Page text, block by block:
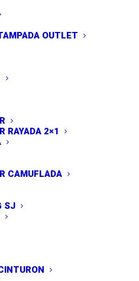
OUTLET
RAYADA 2×1
CAMUFLADA
SJ
DE PAGO
– mínimo $50.000 /
– mínimo $200.000)
Tarjetas de débito //
SEGURO
un sistema de
Procesamos compras
y nacionales.